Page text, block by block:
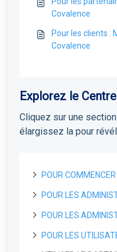
Covalence
Pour les clients :
Covalence
Explorez le
Cliquez sur une
élargissez la pour
POUR COMMENCER
A propos de
Comment
POUR LES
Portail de
Portail de
Pour les
POUR LES
Commencer
POUR LES